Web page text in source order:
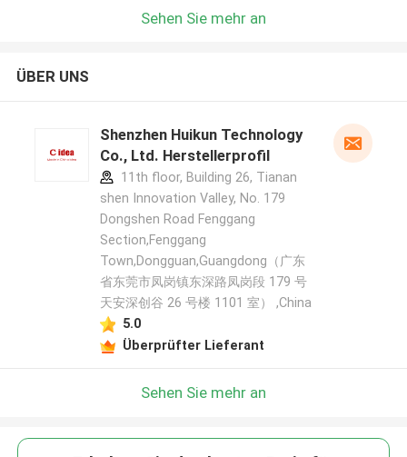
Sehen Sie mehr an
ÜBER UNS
Shenzhen Huikun Technology
Co., Ltd. Herstellerprofil
11th floor, Building 26, Tianan
shen Innovation Valley, No. 179
Dongshen Road Fenggang
Section,Fenggang
Town,Dongguan,Guangdong（广东
省东莞市凤岗镇东深路凤岗段 179 号
天安深创谷 26 号楼 1101 室） ,China
5.0
Überprüfter Lieferant
Sehen Sie mehr an